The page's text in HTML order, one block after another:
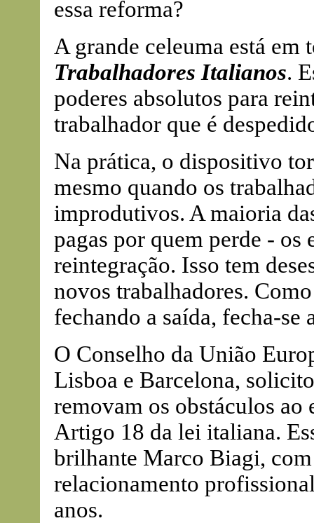
essa reforma?
A grande celeuma está
Trabalhadores Italianos.
poderes absolutos para
trabalhador que é
Na prática, o dispositivo
mesmo quando os
improdutivos. A maioria
pagas por quem perde - os
reintegração. Isso tem
novos trabalhadores.
fechando a saída, fecha-se
O Conselho da União
Lisboa e Barcelona,
removam os obstáculos
Artigo 18 da lei italiana.
brilhante Marco Biagi,
relacionamento
anos.